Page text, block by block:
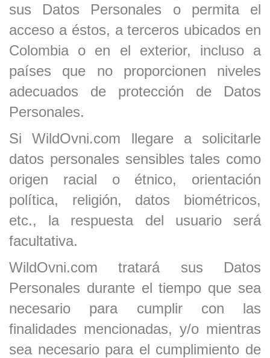
sus Datos Personales o permita el
acceso a éstos, a terceros ubicados en
Colombia o en el exterior, incluso a
países que no proporcionen niveles
adecuados de protección de Datos
Personales.
Si WildOvni.com llegare a solicitarle
datos personales sensibles tales como
origen racial o étnico, orientación
política, religión, datos biométricos,
etc., la respuesta del usuario será
facultativa.
WildOvni.com tratará sus Datos
Personales durante el tiempo que sea
necesario para cumplir con las
finalidades mencionadas, y/o mientras
sea necesario para el cumplimiento de